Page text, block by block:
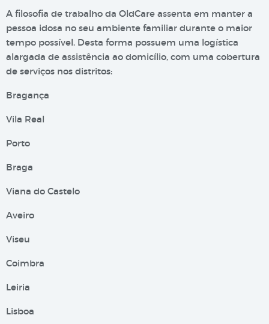
A filosofia de trabalho da OldCare assenta em manter a
pessoa idosa no seu ambiente familiar durante o maior
tempo possível. Desta forma possuem uma logística
alargada de assistência ao domicílio, com uma cobertura
de serviços nos distritos:
Bragança
Vila Real
Porto
Braga
Viana do Castelo
Aveiro
Viseu
Coimbra
Leiria
Lisboa